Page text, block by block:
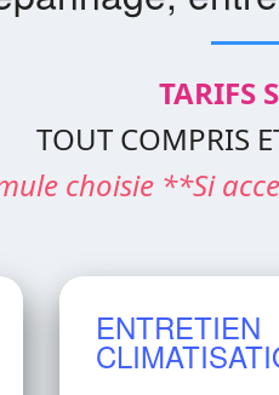
TARIFS
TOUT COMPRIS
choisie **Si
ENTRETIEN